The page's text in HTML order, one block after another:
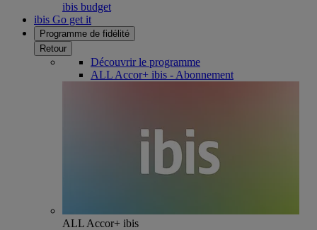
ibis budget
ibis Go get it
Programme de fidélité
Retour
Découvrir le programme
ALL Accor+ ibis - Abonnement
ALL Accor+ ibis